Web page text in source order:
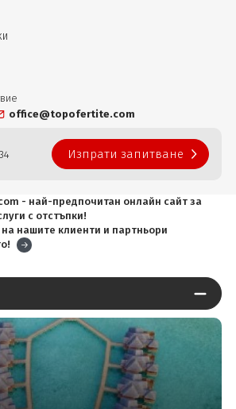
office@topofertite.com
Изпрати запитване
- най-предпочитан онлайн сайт за
с отстъпки!
нашите клиенти и партньори